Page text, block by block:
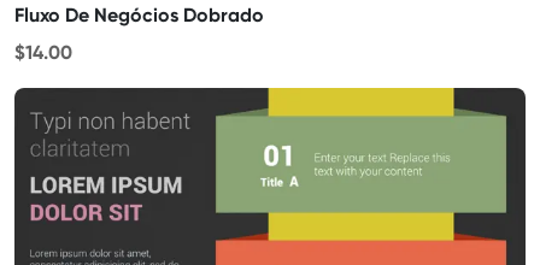
Fluxo De Negócios Dobrado
$14.00